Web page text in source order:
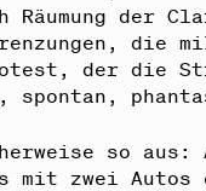
Räumung der
die
der die
so aus:
mit zwei